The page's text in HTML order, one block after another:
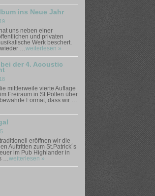
ins Neue Jahr
uns neben einer
und privaten
Werk beschert.
wieder …weiterlesen »
der 4. Acoustic
mittlerweile vierte Auflage
Freiraum in St.Pölten über
Format, dass wir …
eröffnen wir die
Auftritten zum St.Patrick´s
im Pub Highlander in
…weiterlesen »